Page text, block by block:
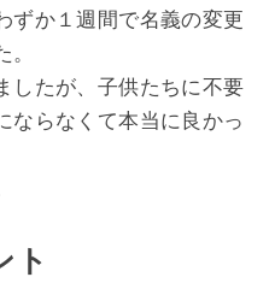
ずか１週間で名義の変更
したが、子供たちに不要
ならなくて本当に良かっ
ト